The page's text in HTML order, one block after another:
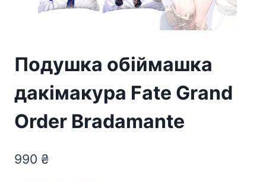
Подушка обіймашка
дакімакура Fate Grand
Order Bradamante
990 ₴